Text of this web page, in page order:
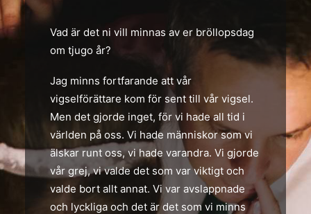
Vad är det ni vill minnas av er bröllopsdag
om tjugo år?
Jag minns fortfarande att vår
vigselförättare kom för sent till vår vigsel.
Men det gjorde inget, för vi hade all tid i
världen på oss. Vi hade människor som vi
älskar runt oss, vi hade varandra. Vi gjorde
vår grej, vi valde det som var viktigt och
valde bort allt annat. Vi var avslappnade
och lyckliga och det är det som vi minns